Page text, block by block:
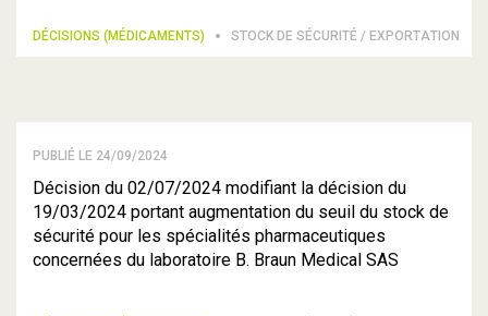
DÉCISIONS (MÉDICAMENTS) STOCK DE SÉCURITÉ / EXPORTATION
PUBLIÉ LE 24/09/2024
Décision du 02/07/2024 modifiant la décision du
19/03/2024 portant augmentation du seuil du stock de
sécurité pour les spécialités pharmaceutiques
concernées du laboratoire B. Braun Medical SAS